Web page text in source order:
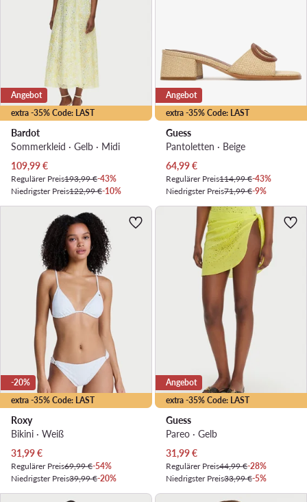
extra -35% Code: LAST
Angebot
Bardot
Sommerkleid · Gelb · Midi
Aktueller Preis
109,99€
Regulärer Preis193,99 €-43%
Niedrigster Preis122,99 €-10%
extra -35% Code: LAST
Angebot
Guess
Pantoletten · Beige
Aktueller Preis
64,99€
Regulärer Preis114,99 €-43%
Niedrigster Preis71,99 €-9%
extra -35% Code: LAST
-20%
Roxy
Bikini · Weiß
Aktueller Preis
31,99€
Regulärer Preis69,99 €-54%
Niedrigster Preis39,99 €-20%
extra -35% Code: LAST
Angebot
Guess
Pareo · Gelb
Aktueller Preis
31,99€
Regulärer Preis44,99 €-28%
Niedrigster Preis33,99 €-5%